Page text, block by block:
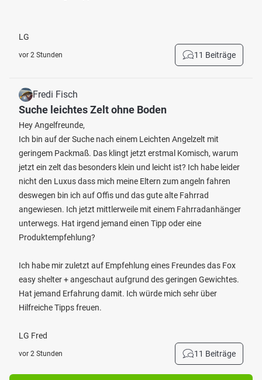
LG
vor 2 Stunden 11 Beiträge
Fredi Fisch
Suche leichtes Zelt ohne Boden
Hey Angelfreunde,
Ich bin auf der Suche nach einem Leichten Angelzelt mit
geringem Packmaß. Das klingt jetzt erstmal Komisch, warum
jetzt ein zelt das besonders klein und leicht ist? Ich habe leider
nicht den Luxus dass mich meine Eltern zum angeln fahren
deswegen bin ich auf Offis und das gute alte Fahrrad
angewiesen. Ich jetzt mittlerweile mit einem Fahrradanhänger
unterwegs. Hat irgend jemand einen Tipp oder eine
Produktempfehlung?
Ich habe mir zuletzt auf Empfehlung eines Freundes das Fox
easy shelter + angeschaut aufgrund des geringen Gewichtes.
Hat jemand Erfahrung damit. Ich würde mich sehr über
Hilfreiche Tipps freuen.
LG Fred
vor 2 Stunden 11 Beiträge